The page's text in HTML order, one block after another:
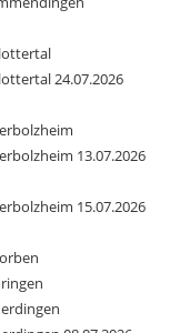
24.07.2026
13.07.2026
15.07.2026